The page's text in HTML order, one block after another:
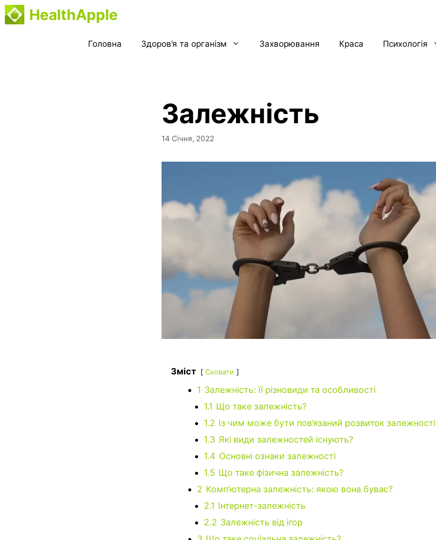
Перейти
до
HealthApple
Головна Здоров’я та організм Захворювання Краса Психологія
Залежність
14 Січня, 2022
Зміст Сховати
1 Залежність: її різновиди та особливості
1.1 Що таке залежність?
1.2 Із чим може бути пов’язаний розвиток
1.3 Які види залежностей існують?
1.4 Основні ознаки залежності
1.5 Що таке фізична залежність?
2 Комп’ютерна залежність: якою вона буває?
2.1 Інтернет-залежність
2.2 Залежність від ігор